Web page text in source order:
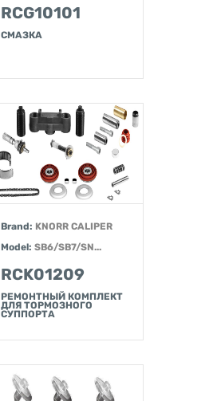
RCG10101
СМАЗКА
Brand: KNORR CALIPER
Model: SB6/SB7/SN...
RCK01209
РЕМОНТНЫЙ КОМПЛЕКТ
ДЛЯ ТОРМОЗНОГО
СУППОРТА